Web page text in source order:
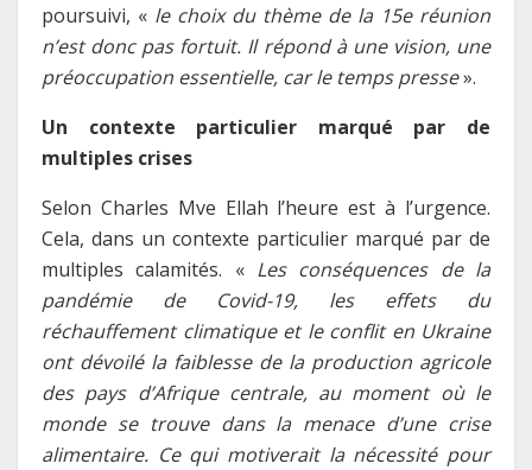
poursuivi, « le choix du thème de la 15e réunion
n’est donc pas fortuit. Il répond à une vision, une
préoccupation essentielle, car le temps presse».
Un contexte particulier marqué par de
multiples crises
Selon Charles Mve Ellah l’heure est à l’urgence.
Cela, dans un contexte particulier marqué par de
multiples calamités. «Les conséquences de la
pandémie de Covid-19, les effets du
réchauffement climatique et le conflit en Ukraine
ont dévoilé la faiblesse de la production agricole
des pays d’Afrique centrale, au moment où le
monde se trouve dans la menace d’une crise
alimentaire. Ce qui motiverait la nécessité pour